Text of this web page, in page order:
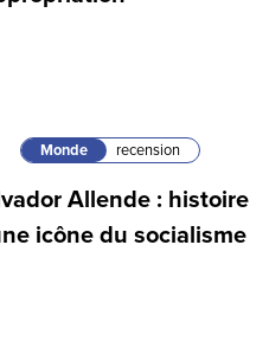
Monde recension
Allende : histoire
icône du socialisme